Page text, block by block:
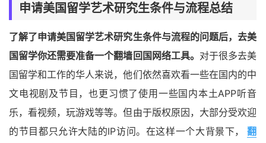
申请美国留学艺术研究生条件与流程总结
了解了申请美国留学艺术研究生条件与流程的问题后，去美
国留学你还需要准备一个翻墙回国网络工具。 对于很多去美
国留学和工作的华人来说，他们依然喜欢看一些在国内的中
文电视剧及节目，也更习惯了使用一些国内本土APP听音
乐，看视频，玩游戏等等。但由于版权原因，大部分受欢迎
的节目都只允许大陆的IP访问。在这样一个大背景下，
翻